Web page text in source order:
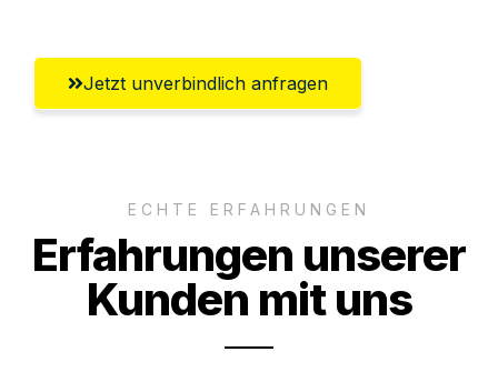
Jetzt unverbindlich anfragen
ECHTE ERFAHRUNGEN
Erfahrungen unserer
Kunden mit uns